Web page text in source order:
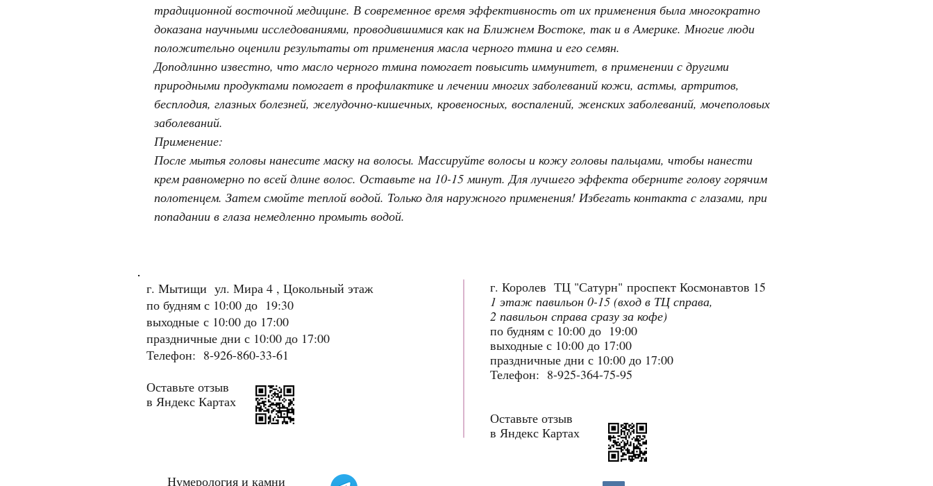
традиционной восточной медицине. В современное время эффективность от их применения была многократно
доказана научными исследованиями, проводившимися как на Ближнем Востоке, так и в Америке. Многие люди
положительно оценили результаты от применения масла черного тмина и его семян.
Доподлинно известно, что масло черного тмина помогает повысить иммунитет, в применении с другими
природными продуктами помогает в профилактике и лечении многих заболеваний кожи, астмы, артритов,
бесплодия, глазных болезней, желудочно-кишечных, кровеносных, воспалений, женских заболеваний, мочеполовых
заболеваний.
Применение:
После мытья головы нанесите маску на волосы. Массируйте волосы и кожу головы пальцами, чтобы нанести
крем равномерно по всей длине волос. Оставьте на 10-15 минут. Для лучшего эффекта оберните голову горячим
полотенцем. Затем смойте теплой водой. Только для наружного применения! Избегать контакта с глазами, при
попадании в глаза немедленно промыть водой.
г. Мытищи ул. Мира 4 , Цокольный этаж
по будням с 10:00 до 19:30
выходные с 10:00 до 17:00
праздничные дни с 10:00 до 17:00
Телефон: 8-926-860-33-61
Оставьте отзыв
в Яндекс Картах
г. Королев ТЦ "Сатурн" проспект Космонавтов 15
1 этаж павильон 0-15 (вход в ТЦ справа,
2 павильон справа сразу за кофе)
по будням с 10:00 до 19:00
выходные с 10:00 до 17:00
праздничные дни с 10:00 до 17:00
Телефон: 8-925-364-75-95
Оставьте отзыв
в Яндекс Картах
Нумерология и камни